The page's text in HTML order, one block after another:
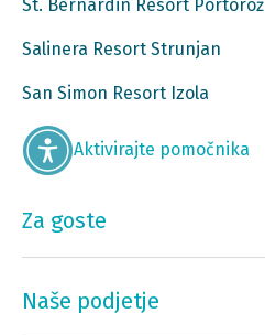
St. Bernardin Resort Portorož
Salinera Resort Strunjan
San Simon Resort Izola
Aktivirajte pomočnika
Za goste
Naše podjetje